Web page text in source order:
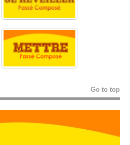
Go to top